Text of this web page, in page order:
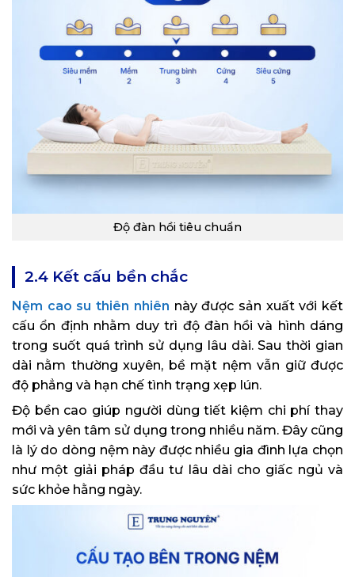
Độ đàn hồi tiêu chuẩn
2.4 Kết cấu bền chắc
Nệm cao su thiên nhiên này được sản xuất với kết
cấu ổn định nhằm duy trì độ đàn hồi và hình dáng
trong suốt quá trình sử dụng lâu dài. Sau thời gian
dài nằm thường xuyên, bề mặt nệm vẫn giữ được
độ phẳng và hạn chế tình trạng xẹp lún.
Độ bền cao giúp người dùng tiết kiệm chi phí thay
mới và yên tâm sử dụng trong nhiều năm. Đây cũng
là lý do dòng nệm này được nhiều gia đình lựa chọn
như một giải pháp đầu tư lâu dài cho giấc ngủ và
sức khỏe hằng ngày.